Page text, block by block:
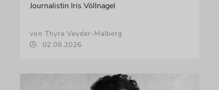
Journalistin Iris Völlnagel
von Thyra Veyder-Malberg
02.08.2026